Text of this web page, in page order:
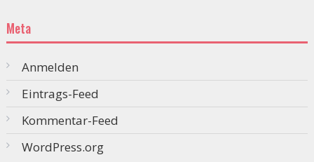
Meta
Anmelden
Eintrags-Feed
Kommentar-Feed
WordPress.org